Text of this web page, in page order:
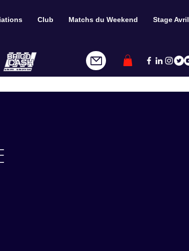
Club Matchs du Weekend Stage Avril